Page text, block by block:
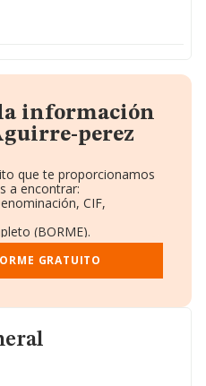
información
perez
que te proporcionamos
a encontrar:
CIF,
(BORME).
y Empleados.
y Administradores.
complementaria.
GRATUITO